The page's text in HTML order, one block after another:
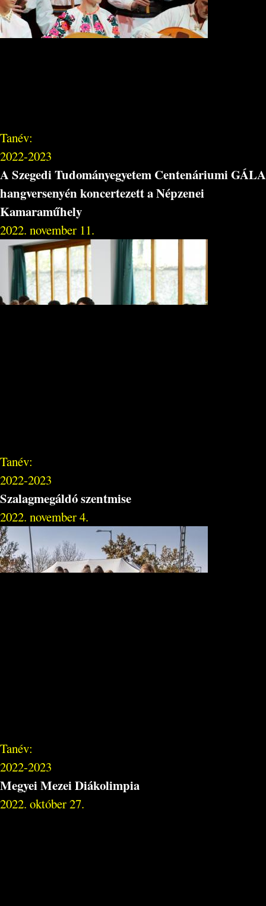
Tanév:
2022-2023
A Szegedi Tudományegyetem Centenáriumi GÁLA
hangversenyén koncertezett a Népzenei
Kamaraműhely
2022. november 11.
Tanév:
2022-2023
Szalagmegáldó szentmise
2022. november 4.
Tanév:
2022-2023
Megyei Mezei Diákolimpia
2022. október 27.